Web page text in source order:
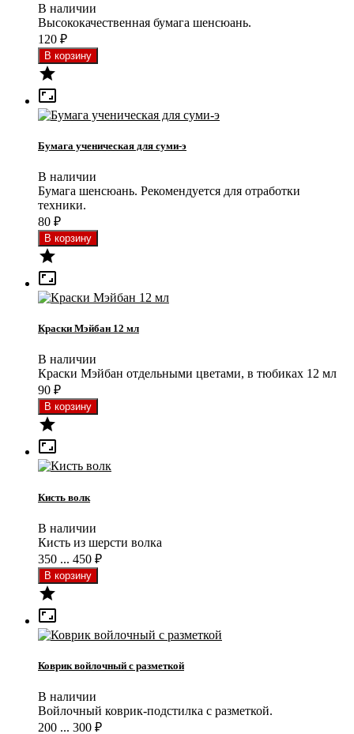
В наличии
Высококачественная бумага шенсюань.
120 ₽


Бумага ученическая для суми-э
В наличии
Бумага шенсюань. Рекомендуется для отработки
техники.
80 ₽


Краски Мэйбан 12 мл
В наличии
Краски Мэйбан отдельными цветами, в тюбиках 12 мл
90 ₽


Кисть волк
В наличии
Кисть из шерсти волка
350 ... 450 ₽


Коврик войлочный с разметкой
В наличии
Войлочный коврик-подстилка с разметкой.
200 ... 300 ₽